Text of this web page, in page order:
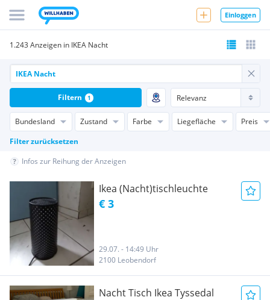
Einloggen
1.243 Anzeigen in IKEA Nacht
Bundesland Zustand Farbe Liegefläche
Preis
Filter zurücksetzen
Filtern 1
Infos zur Reihung der Anzeigen
Ikea (Nacht)tischleuchte
€ 3
29.07. - 14:49 Uhr
2100 Leobendorf
Nacht Tisch Ikea Tyssedal